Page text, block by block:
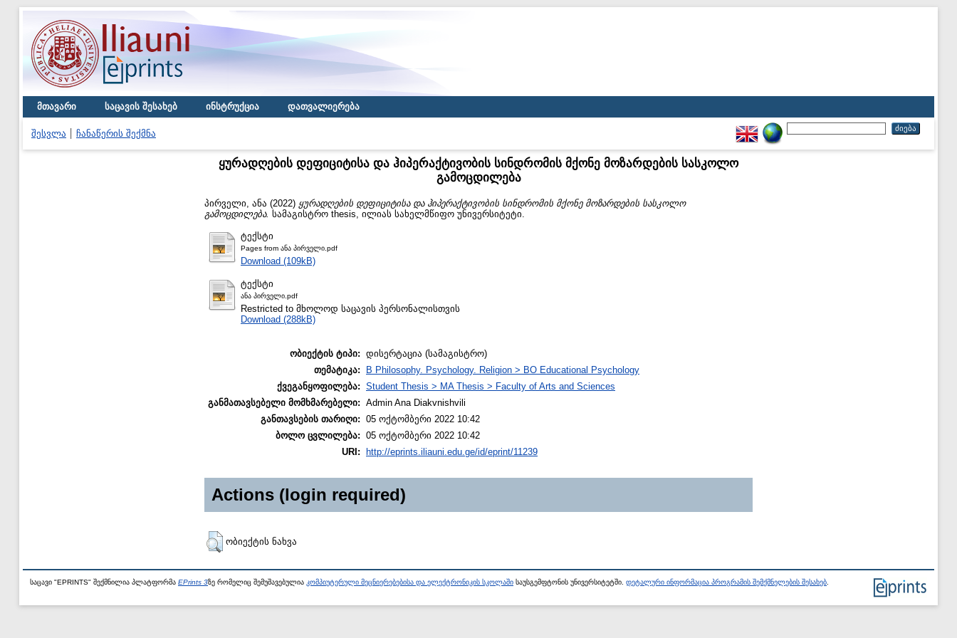
მთავარი საცავის შესახებ ინსტრუქცია დათვალიერება
შესვლა ჩანაწერის შექმნა
ყურადღების დეფიციტისა და ჰიპერაქტივობის სინდრომის მქონე მოზარდების სასკოლო
გამოცდილება
პირველი, ანა (2022) ყურადღების დეფიციტისა და ჰიპერაქტივობის სინდრომის მქონე მოზარდების სასკოლო
გამოცდილება. სამაგისტრო thesis, ილიას სახელმწიფო უნივერსიტეტი.
ტექსტი
Pages from ანა პირველი.pdf
Download (109kB)
ტექსტი
ანა პირველი.pdf
Restricted to მხოლოდ საცავის პერსონალისთვის
Download (288kB)
ობიექტის ტიპი: დისერტაცია (სამაგისტრო)
თემატიკა:
B Philosophy. Psychology. Religion > BO Educational Psychology
ქვეგანყოფილება: Student Thesis > MA Thesis > Faculty of Arts and Sciences
განმათავსებელი მომხმარებელი: Admin Ana Diakvnishvili
განთავსების თარიღი: 05 ოქტომბერი 2022 10:42
ბოლო ცვლილება: 05 ოქტომბერი 2022 10:42
URI:
http://eprints.iliauni.edu.ge/id/eprint/11239
Actions (login required)
ობიექტის ნახვა
საცავი "EPRINTS" შექმნილია პლატფორმა EPrints 3ზე რომელიც შემუშავებულია კომპიუტერული მეცნიერებებისა და ელექტრონიკის სკოლაში საუსგემფტონის უნივერსიტეტში. დეტალური ინფორმაცია პროგრამის შემქმნელების შესახებ.